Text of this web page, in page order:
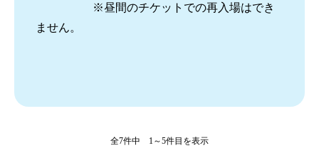
※昼間のチケットでの再入場はでき
ません。
全7件中 1～5件目を表示